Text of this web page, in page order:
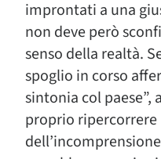
improntati a una
non deve però
senso della realtà.
spoglio in corso
sintonia col paese”,
proprio ripercorrere